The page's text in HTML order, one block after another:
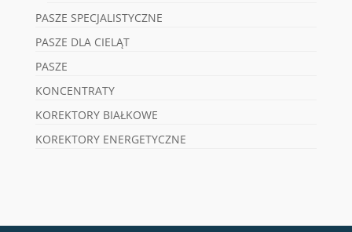
PASZE SPECJALISTYCZNE
PASZE DLA CIELĄT
PASZE
KONCENTRATY
KOREKTORY BIAŁKOWE
KOREKTORY ENERGETYCZNE